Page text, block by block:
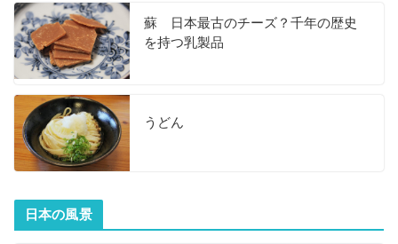
蘇 日本最古のチーズ？千年の歴史
を持つ乳製品
うどん
日本の風景